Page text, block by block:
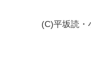
(C)平坂読・